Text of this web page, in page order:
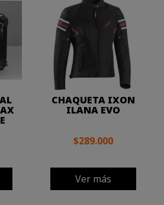
CHAQUETA IXON
ILANA EVO
$289.000
Ver más